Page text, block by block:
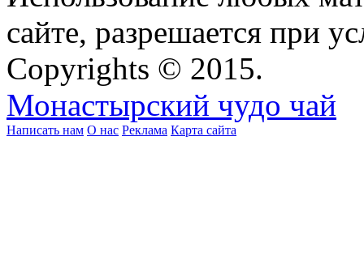
сайте, разрешается при
Copyrights © 2015.
Монастырский чудо чай
Написать нам О нас Реклама Карта сайта